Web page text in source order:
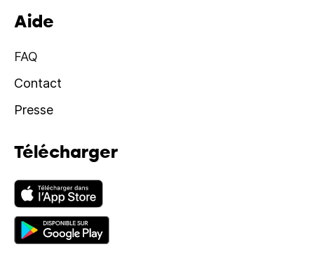
Aide
FAQ
Contact
Presse
Télécharger